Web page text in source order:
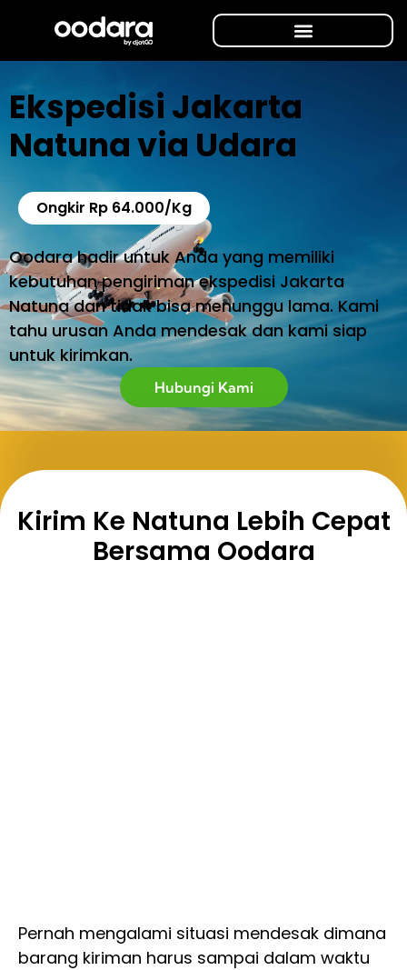
Ekspedisi Jakarta
Natuna via Udara
Ongkir Rp 64.000/Kg
Oodara hadir untuk Anda yang memiliki
kebutuhan pengiriman ekspedisi Jakarta
Natuna dan tidak bisa menunggu lama. Kami
tahu urusan Anda mendesak dan kami siap
untuk kirimkan.
Hubungi Kami
Kirim Ke Natuna Lebih Cepat
Bersama Oodara
Pernah mengalami situasi mendesak dimana
barang kiriman harus sampai dalam waktu